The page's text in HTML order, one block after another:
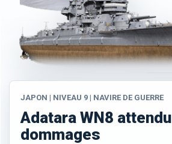
JAPON | NIVEAU 9 | NAVIRE DE GUERRE
Adatara WN8 attendu
dommages